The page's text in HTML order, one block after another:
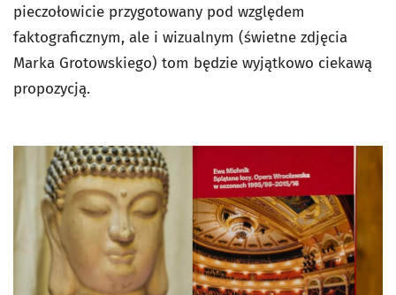
pieczołowicie przygotowany pod względem
faktograficznym, ale i wizualnym (świetne zdjęcia
Marka Grotowskiego) tom będzie wyjątkowo ciekawą
propozycją.